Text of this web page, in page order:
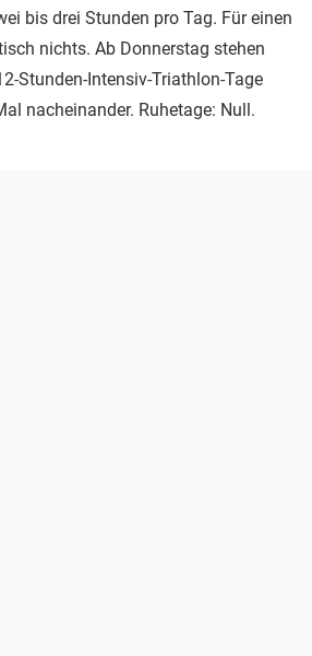
bis drei Stunden pro Tag. Für einen
nichts. Ab Donnerstag stehen
Stunden-Intensiv-Triathlon-Tage
nacheinander. Ruhetage: Null.